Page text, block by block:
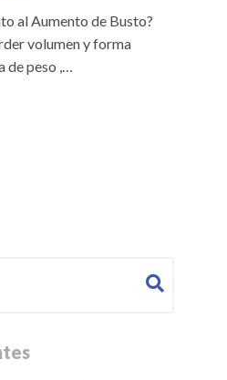
al Aumento de Busto?
volumen y forma
peso ,